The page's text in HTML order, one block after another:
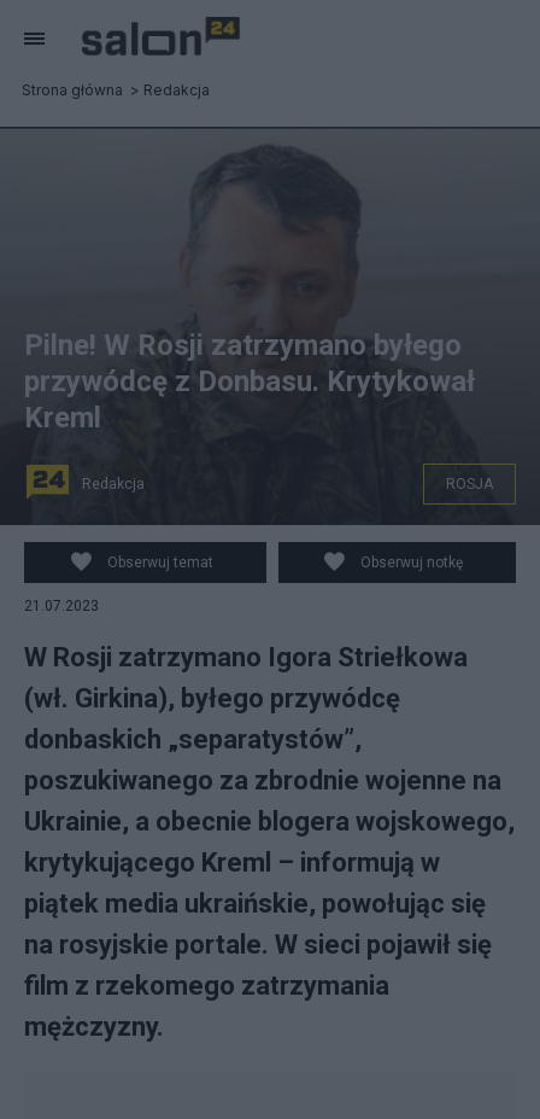
Strona główna Redakcja
źródło: Twitter
Pilne! W Rosji zatrzymano byłego
przywódcę z Donbasu. Krytykował
Kreml
Redakcja ROSJA
Obserwuj temat Obserwuj notkę
21.07.2023
W Rosji zatrzymano Igora Striełkowa
(wł. Girkina), byłego przywódcę
donbaskich „separatystów”,
poszukiwanego za zbrodnie wojenne na
Ukrainie, a obecnie blogera wojskowego,
krytykującego Kreml – informują w
piątek media ukraińskie, powołując się
na rosyjskie portale. W sieci pojawił się
film z rzekomego zatrzymania
mężczyzny.